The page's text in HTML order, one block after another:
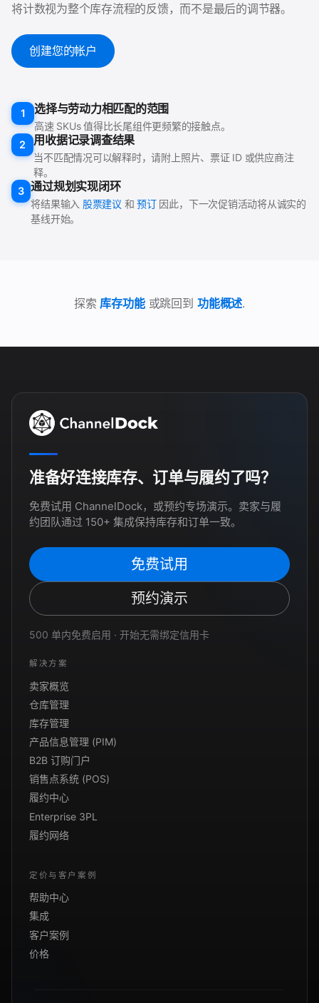
将计数视为整个库存流程的反馈，而不是最后的调节器。
创建您的帐户
1 选择与劳动力相匹配的范围
高速 SKUs 值得比长尾组件更频繁的接触点。
2
用收据记录调查结果
当不匹配情况可以解释时，请附上照片、票证 ID 或供应商注
释。
3 通过规划实现闭环
将结果输入 股票建议 和预订因此，下一次促销活动将从诚实的
基线开始。
探索 库存功能或跳回到 功能概述.
准备好连接库存、订单与履约了吗？
免费试用 ChannelDock，或预约专场演示。卖家与履
约团队通过 150+ 集成保持库存和订单一致。
免费试用
预约演示
500 单内免费启用 · 开始无需绑定信用卡
解决方案
卖家概览
仓库管理
库存管理
产品信息管理 (PIM)
B2B 订购门户
销售点系统 (POS)
履约中心
Enterprise 3PL
履约网络
定价与客户案例
帮助中心
集成
客户案例
价格